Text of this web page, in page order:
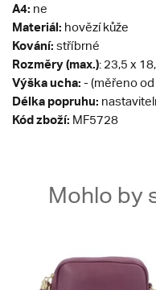
A4: ne
Materiál: hovězí kůže
Kování: stříbrné
Rozměry (max.): 23,5 x
Výška ucha: - (měřeno
Délka popruhu:
Kód zboží: MF5728
Mohlo by